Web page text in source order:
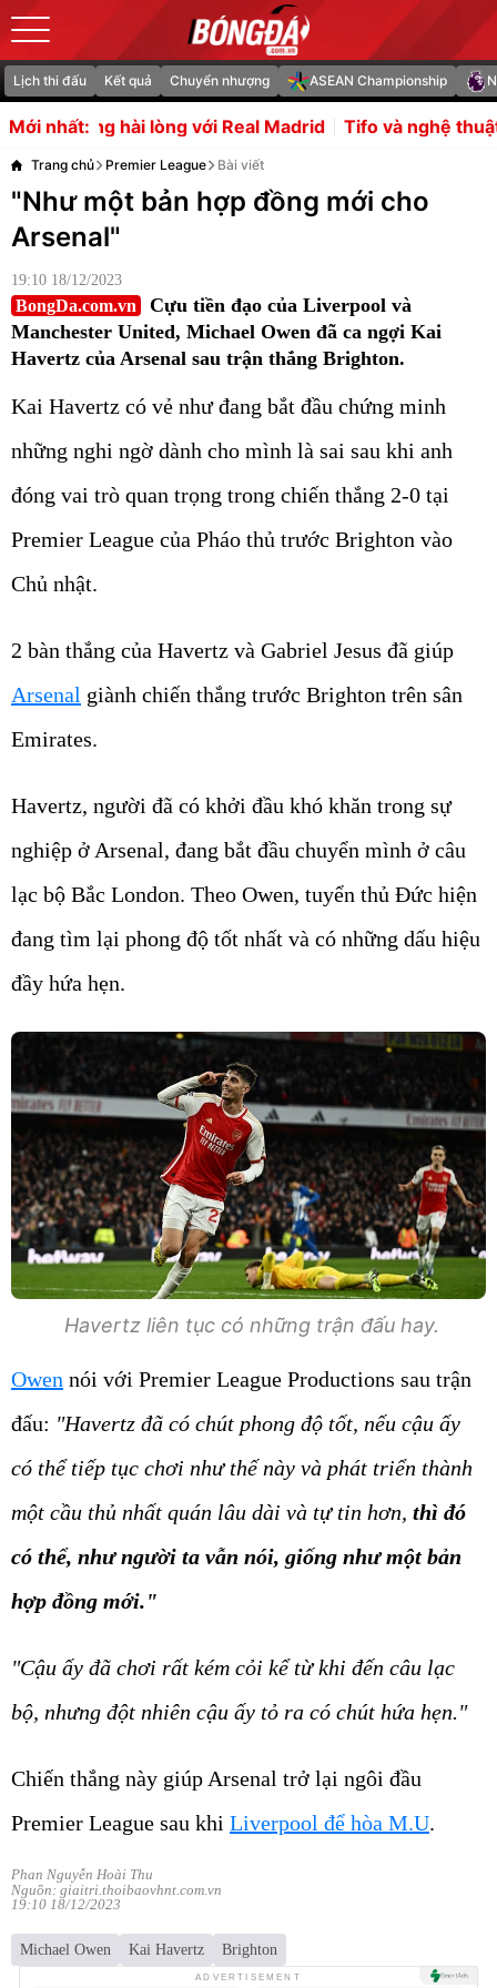
Lịch thi đấu Kết quả Chuyển nhượng ASEAN Championship
Mới nhất:
lòng với Real Madrid Tifo và nghệ thuật xếp hình
Trang chủ Premier League Bài viết
"Như một bản hợp đồng mới cho
Arsenal"
19:10 18/12/2023
BongDa.com.vn
Cựu tiền đạo của Liverpool và
Manchester United, Michael Owen đã ca ngợi Kai
Havertz của Arsenal sau trận thắng Brighton.
Kai Havertz có vẻ như đang bắt đầu chứng minh
những nghi ngờ dành cho mình là sai sau khi anh
đóng vai trò quan trọng trong chiến thắng 2-0 tại
Premier League của Pháo thủ trước Brighton vào
Chủ nhật.
2 bàn thắng của Havertz và Gabriel Jesus đã giúp
Arsenal giành chiến thắng trước Brighton trên sân
Emirates.
Havertz, người đã có khởi đầu khó khăn trong sự
nghiệp ở Arsenal, đang bắt đầu chuyển mình ở câu
lạc bộ Bắc London. Theo Owen, tuyển thủ Đức hiện
đang tìm lại phong độ tốt nhất và có những dấu hiệu
đầy hứa hẹn.
Havertz liên tục có những trận đấu hay.
Owen nói với Premier League Productions sau trận
đấu: "Havertz đã có chút phong độ tốt, nếu cậu ấy
có thể tiếp tục chơi như thế này và phát triển thành
một cầu thủ nhất quán lâu dài và tự tin hơn, thì đó
có thể, như người ta vẫn nói, giống như một bản
hợp đồng mới."
"Cậu ấy đã chơi rất kém cỏi kể từ khi đến câu lạc
bộ, nhưng đột nhiên cậu ấy tỏ ra có chút hứa hẹn."
Chiến thắng này giúp Arsenal trở lại ngôi đầu
Premier League sau khi Liverpool để hòa M.U.
Phan Nguyễn Hoài Thu
Nguồn: giaitri.thoibaovhnt.com.vn
19:10 18/12/2023
Michael Owen Kai Havertz Brighton
ADVERTISEMENT